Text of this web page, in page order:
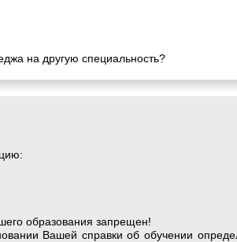
на другую специальность?
образования запрещен!
Вашей справки об обучении